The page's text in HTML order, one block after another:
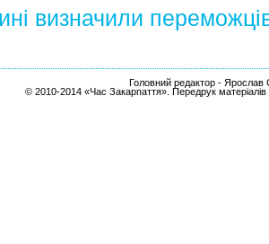
визначили
Головний редактор - Ярослав
© 2010-2014 «Час Закарпаття». Передрук